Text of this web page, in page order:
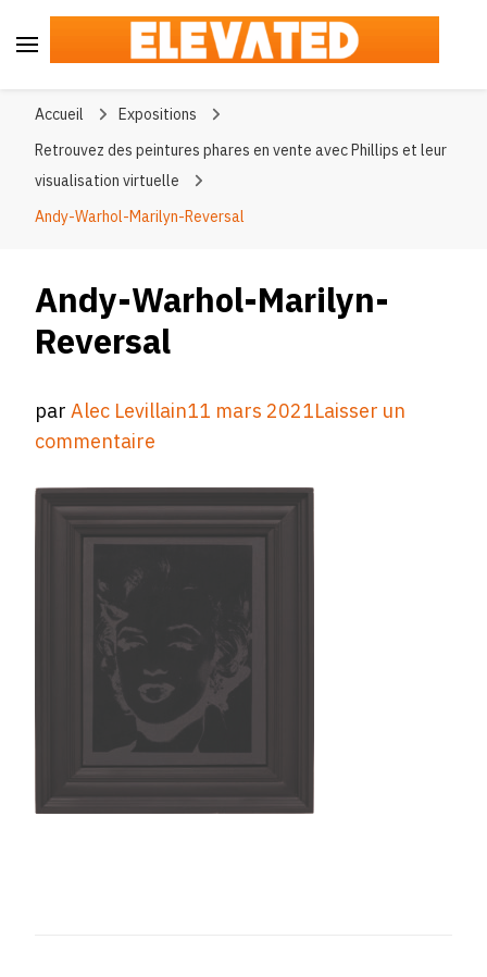
Accueil
Expositions
Retrouvez des peintures phares en vente avec Phillips et leur
visualisation virtuelle
Andy-Warhol-Marilyn-Reversal
Andy-Warhol-Marilyn-
Reversal
parAlec Levillain11 mars 2021Laisser un
commentaire
Warhol-
Marilyn-
Reversal